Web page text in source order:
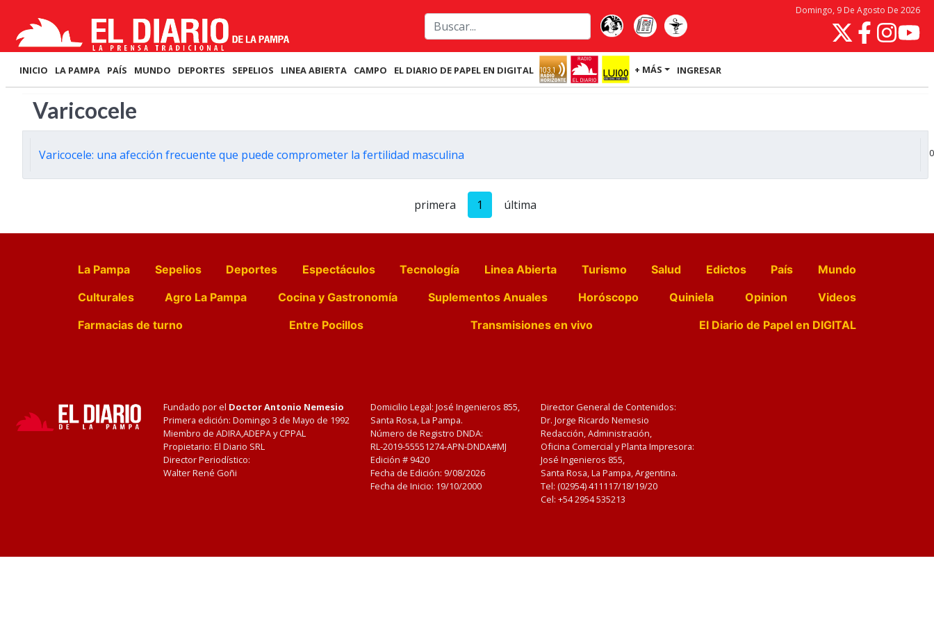
Domingo, 9 De Agosto De 2026
INICIO LA PAMPA PAÍS MUNDO DEPORTES SEPELIOS LINEA ABIERTA CAMPO EL DIARIO DE PAPEL EN DIGITAL + MÁS INGRESAR
Varicocele
Varicocele: una afección frecuente que puede comprometer la fertilidad masculina
primera 1 última
La Pampa Sepelios Deportes Espectáculos Tecnología Linea Abierta Turismo Salud Edictos País
Mundo
Culturales
Agro La Pampa Cocina y Gastronomía Suplementos Anuales Horóscopo Quiniela Opinion
Videos
Farmacias de turno
Entre Pocillos Transmisiones en vivo El Diario de Papel en DIGITAL
Fundado por el Doctor Antonio Nemesio
Primera edición: Domingo 3 de Mayo de 1992
Miembro de ADIRA,ADEPA y CPPAL
Propietario: El Diario SRL
Director Periodístico:
Walter René Goñi
Domicilio Legal: José Ingenieros 855,
Santa Rosa, La Pampa.
Número de Registro DNDA:
RL-2019-55551274-APN-DNDA#MJ
Edición # 9420
Fecha de Edición: 9/08/2026
Fecha de Inicio: 19/10/2000
Director General de Contenidos:
Dr. Jorge Ricardo Nemesio
Redacción, Administración,
Oficina Comercial y Planta Impresora:
José Ingenieros 855,
Santa Rosa, La Pampa, Argentina.
Tel: (02954) 411117/18/19/20
Cel: +54 2954 535213